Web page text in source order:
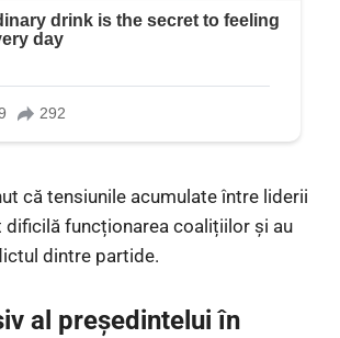
că tensiunile acumulate între liderii
dificilă funcționarea coalițiilor și au
dintre partide.
al președintelui în